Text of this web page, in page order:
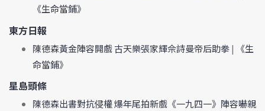
《生命當鋪》
東方日報
陳德森黃金陣容開戲 古天樂張家輝佘詩曼帝后助拳|
《生
命當鋪》
星島頭條
陳德森出書對抗侵權 爆年尾拍新戲《一九四一》陣容嚇親